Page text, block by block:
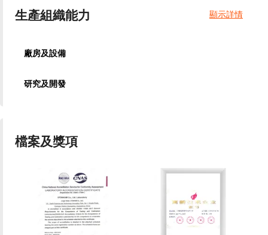
生產組織能力 顯示詳情
廠房及設備
研究及開發
檔案及獎項